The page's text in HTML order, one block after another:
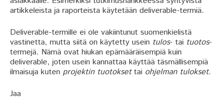
artikkeleista ja raporteista käytetään deliverable-termiä.
Deliverable-termille ei ole vakiintunut suomenkielistä
vastinetta, mutta siitä on käytetty usein tulos- tai tuotos-
termejä. Nämä ovat hiukan epämääräisempiä kuin
deliverable, joten usein kannattaa käyttää täsmällisempiä
ilmaisuja kuten projektin tuotoksettai ohjelman tulokset.
Jaa